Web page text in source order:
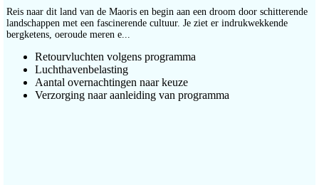
Reis naar dit land van de Maoris en begin aan een droom door schitterende
landschappen met een fascinerende cultuur. Je ziet er indrukwekkende
bergketens, oeroude meren e...
Retourvluchten volgens programma
Luchthavenbelasting
Aantal overnachtingen naar keuze
Verzorging naar aanleiding van programma